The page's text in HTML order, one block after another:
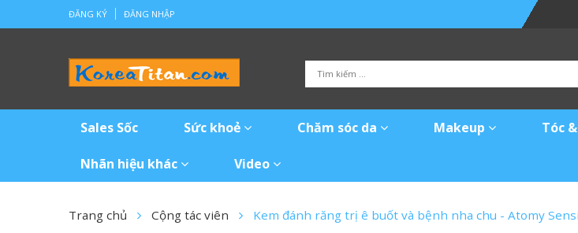
ĐĂNG KÝ ĐĂNG NHẬP
Sales Sốc Sức khoẻ Chăm sóc da Makeup Tóc
Nhãn hiệu khác Video
Trang chủ Cộng tác viên Kem đánh răng trị ê buốt và bệnh nha chu - Atomy